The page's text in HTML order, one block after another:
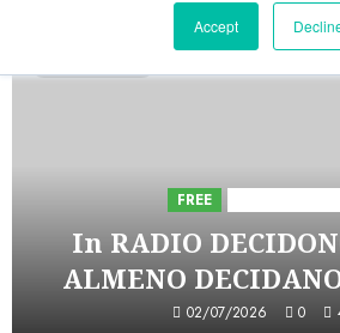
Accept
FREE
In RADIO
ALMENO
02/07/2026 0